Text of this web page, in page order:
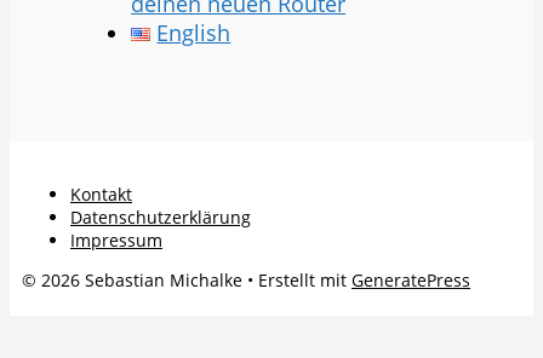
English
Kontakt
Datenschutzerklärung
Impressum
© 2026 Sebastian Michalke • Erstellt mit GeneratePress